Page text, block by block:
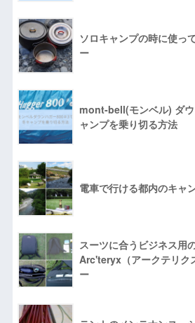
ソロキャンプの時に使っ
ー
mont-bell(モンベル) ダ
ャンプを乗り切る方法
電車で行ける都内のキャ
スーツに合うビジネス用
Arc'teryx（アークテリク
ー